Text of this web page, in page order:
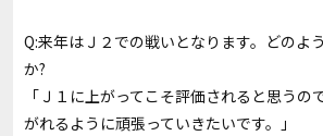
Q:来年はＪ２での戦いとなります。どのよ
か?
「Ｊ１に上がってこそ評価されると思うの
がれるように頑張っていきたいです。」